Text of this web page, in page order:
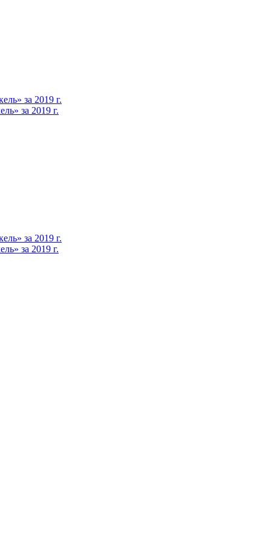
за 2019 г.
за 2019 г.
за 2019 г.
за 2019 г.